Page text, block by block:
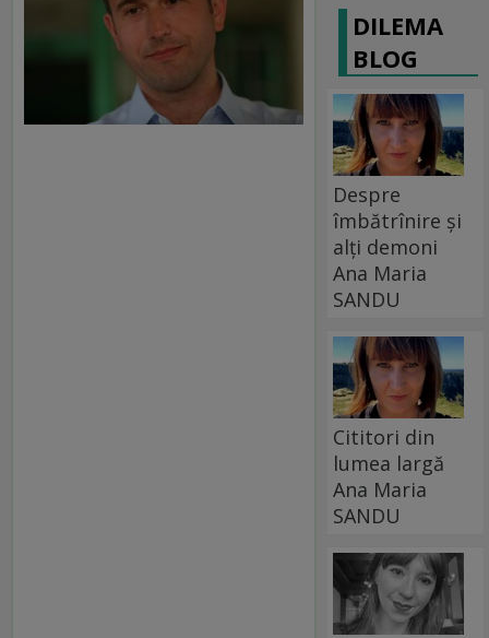
DILEMA
BLOG
Despre
îmbătrînire și
alți demoni
Ana Maria
SANDU
Cititori din
lumea largă
Ana Maria
SANDU